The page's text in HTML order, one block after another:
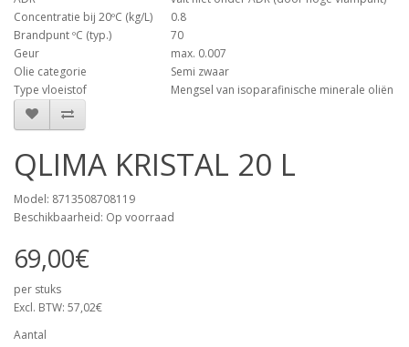
Concentratie bij 20ºC (kg/L)
0.8
Brandpunt ºC (typ.)
70
Geur
max. 0.007
Olie categorie
Semi zwaar
Type vloeistof
Mengsel van isoparafinische minerale oliën
QLIMA KRISTAL 20 L
Model: 8713508708119
Beschikbaarheid: Op voorraad
69,00€
per stuks
Excl. BTW: 57,02€
Aantal